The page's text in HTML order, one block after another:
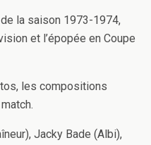
la saison 1973-1974,
et l’épopée en Coupe
les compositions
Jacky Bade (Albi),